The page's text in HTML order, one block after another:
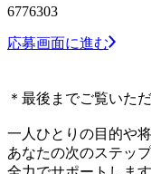
6776303
応募画面に進む
＊最後までご覧いた
一人ひとりの目的や
あなたの次のステッ